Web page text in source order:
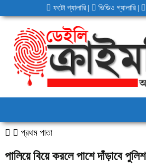
ফটো গ্যালারি | ভিডিও গ্যালারি |
প্রথম পাতা
পালিয়ে বিয়ে করলে পাশে দাঁড়াবে পুলিশ